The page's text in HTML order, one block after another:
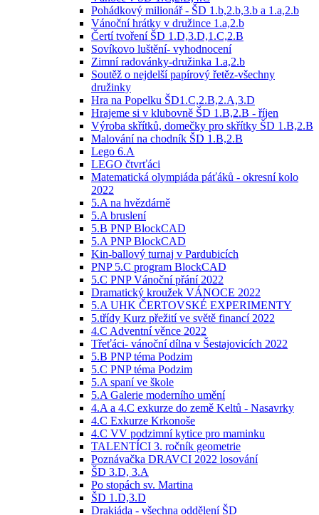
Pohádkový milionář - ŠD 1.b,2.b,3.b a 1.a,2.b
Vánoční hrátky v družince 1.a,2.b
Čertí tvoření ŠD 1.D,3.D,1.C,2.B
Sovíkovo luštění- vyhodnocení
Zimní radovánky-družinka 1.a,2.b
Soutěž o nejdelší papírový řetěz-všechny
družinky
Hra na Popelku ŠD1.C,2.B,2.A,3.D
Hrajeme si v klubovně ŠD 1.B,2.B - říjen
Výroba skřítků, domečky pro skřítky ŠD 1.B,2.B
Malování na chodník ŠD 1.B,2.B
Lego 6.A
LEGO čtvrťáci
Matematická olympiáda páťáků - okresní kolo
2022
5.A na hvězdárně
5.A bruslení
5.B PNP BlockCAD
5.A PNP BlockCAD
Kin-ballový turnaj v Pardubicích
PNP 5.C program BlockCAD
5.C PNP Vánoční přání 2022
Dramatický kroužek VÁNOCE 2022
5.A UHK ČERTOVSKÉ EXPERIMENTY
5.třídy Kurz přežití ve světě financí 2022
4.C Adventní věnce 2022
Třeťáci- vánoční dílna v Šestajovicích 2022
5.B PNP téma Podzim
5.C PNP téma Podzim
5.A spaní ve škole
5.A Galerie moderního umění
4.A a 4.C exkurze do země Keltů - Nasavrky
4.C Exkurze Krkonoše
4.C VV podzimní kytice pro maminku
TALENTÍCI 3. ročník geometrie
Poznávačka DRAVCI 2022 losování
ŠD 3.D, 3.A
Po stopách sv. Martina
ŠD 1.D,3.D
Drakiáda - všechna oddělení ŠD